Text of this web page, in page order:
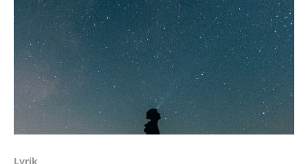
Lyrik